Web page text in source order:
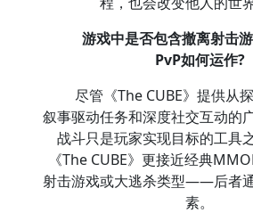
游戏中是否包含撤离射击
PvP如何运作?
尽管《The CUBE》提供从
叙事驱动任务和深度社交互动的
战斗只是玩家实现目标的工具
《The CUBE》更接近经典
射击游戏或大逃杀类型——后者
素。